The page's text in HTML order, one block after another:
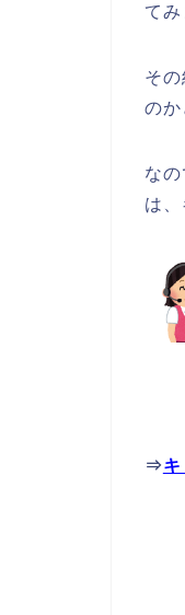
てみ
そ
のか
な
は
⇒